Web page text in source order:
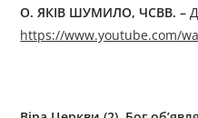
О. ЯКІВ ШУМИЛО, ЧСВВ. –
https://www.youtube.com/